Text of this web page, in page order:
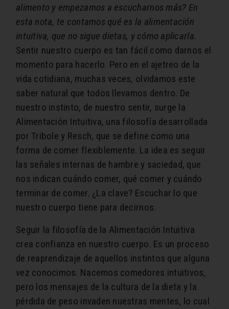
alimento y empezamos a escucharnos más? En
esta nota, te contamos qué es la alimentación
intuitiva, que no sigue dietas, y cómo aplicarla.
Sentir nuestro cuerpo es tan fácil como darnos el
momento para hacerlo. Pero en el ajetreo de la
vida cotidiana, muchas veces, olvidamos este
saber natural que todos llevamos dentro. De
nuestro instinto, de nuestro sentir, surge la
Alimentación Intuitiva, una filosofía desarrollada
por Tribole y Resch, que se define como una
forma de comer flexiblemente. La idea es seguir
las señales internas de hambre y saciedad, que
nos indican cuándo comer, qué comer y cuándo
terminar de comer. ¿La clave? Escuchar lo que
nuestro cuerpo tiene para decirnos.
Seguir la filosofía de la Alimentación Intuitiva
crea confianza en nuestro cuerpo. Es un proceso
de reaprendizaje de aquellos instintos que alguna
vez conocimos. Nacemos comedores intuitivos,
pero los mensajes de la cultura de la dieta y la
pérdida de peso invaden nuestras mentes, lo cual